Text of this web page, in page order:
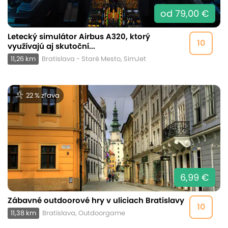
od 79,00 €
10
Letecký simulátor Airbus A320, ktorý
využívajú aj skutoční...
11,26 km Bratislava - Staré Mesto, SimJet
22 % zľava
6,99 €
10
Zábavné outdoorové hry v uliciach Bratislavy
11,38 km Bratislava, Outdoorgame